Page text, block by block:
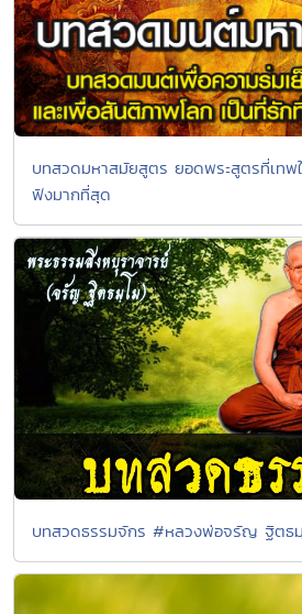
บทสวดมหาสมัยสูตร ยอดพระสูตรที่เทพ
ฟังมากที่สุด
บทสวดธรรมจักร #หลวงพ่อจรัญ ฐิตธ